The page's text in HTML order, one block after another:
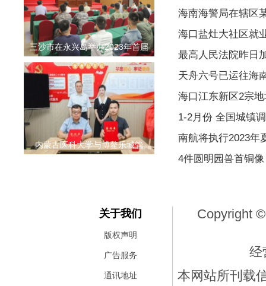
三沙市在永兴岛举办2023年首届
内蒙古医科大学与博鳌乐城管
海南海警局在辖区
海口盐灶大社区就
最高人民法院昨日
天舟六号已运往海
海口江东新区2宗
1-2月份 全国城镇
南航将执行2023年
4件圆明园兽首铜
关于我们
版权声明
广告服务
通讯地址
Copyright
经
本网站所刊载